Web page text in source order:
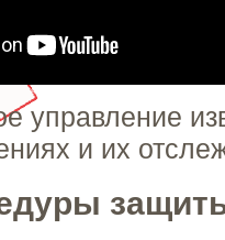
управление
и их